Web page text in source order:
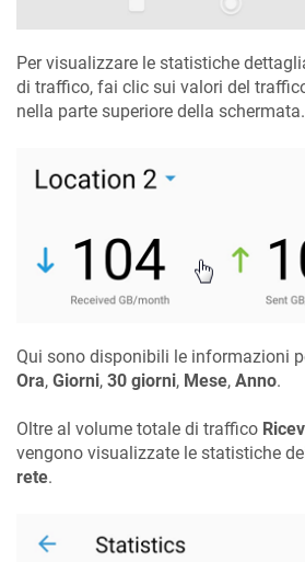
Per visualizzare le statistiche
di traffico, fai clic sui valori del
nella parte superiore della schermata.
Qui sono disponibili le informazioni
Ora, Giorni, 30 giorni, Mese, Anno.
Oltre al volume totale di traffico
vengono visualizzate le statistiche
rete.